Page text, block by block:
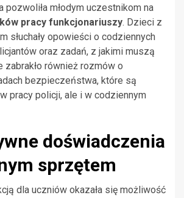
pozwoliła młodym uczestnikom na
pracy funkcjonariuszy. Dzieci z
słuchały opowieści o codziennych
oraz zadań, z jakimi muszą
zabrakło również rozmów o
bezpieczeństwa, które są
pracy policji, ale i w codziennym
doświadczenia
sprzętem
dla uczniów okazała się możliwość